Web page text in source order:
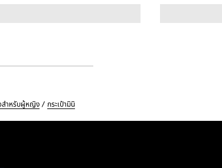
สำหรับผู้หญิง กระเป๋ามินิ